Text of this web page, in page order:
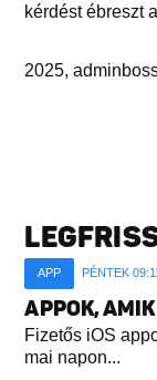
kérdést ébreszt
2025,
APP PÉNTEK
APPOK,
Fizetős iOS
mai napon...